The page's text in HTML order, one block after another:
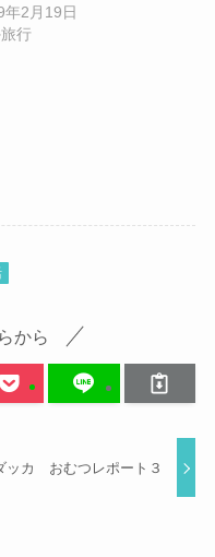
年2月19日
行
から
ッカ おむつレポート３